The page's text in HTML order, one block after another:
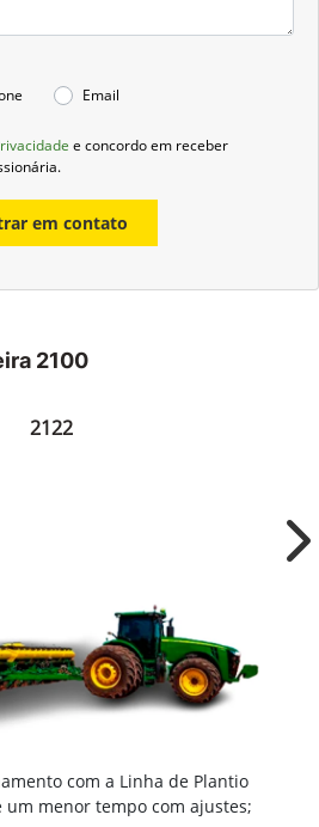
Email
e concordo em receber
em contato
2100
2122
com a Linha de Plantio
um menor tempo com ajustes;